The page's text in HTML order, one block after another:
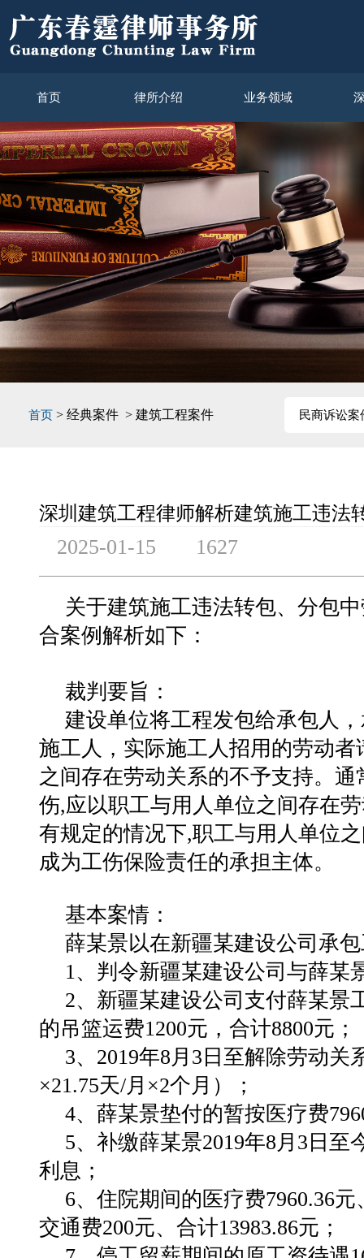
首页 律所介绍 业务领域
首页 > 经典案件 > 建筑工程案件 民商诉讼案
深圳建筑工程律师解析建筑施工违法
2025-01-15 1627
关于建筑施工违法转包、分包
合案例解析如下：
裁判要旨：
建设单位将工程发包给承包人
施工人，实际施工人招用的劳动
之间存在劳动关系的不予支持。
伤,应以职工与用人单位之间存在
有规定的情况下,职工与用人单位
成为工伤保险责任的承担主体。
基本案情：
薛某景以在新疆某建设公司承
1、判令新疆某建设公司与薛某
2、新疆某建设公司支付薛某景
的吊篮运费1200元，合计8800元；
3、2019年8月3日至解除劳动关
×21.75天/月×2个月）；
4、薛某景垫付的暂按医疗费
5、补缴薛某景2019年8月3日
利息；
6、住院期间的医疗费7960.36
交通费200元、合计13983.86元；